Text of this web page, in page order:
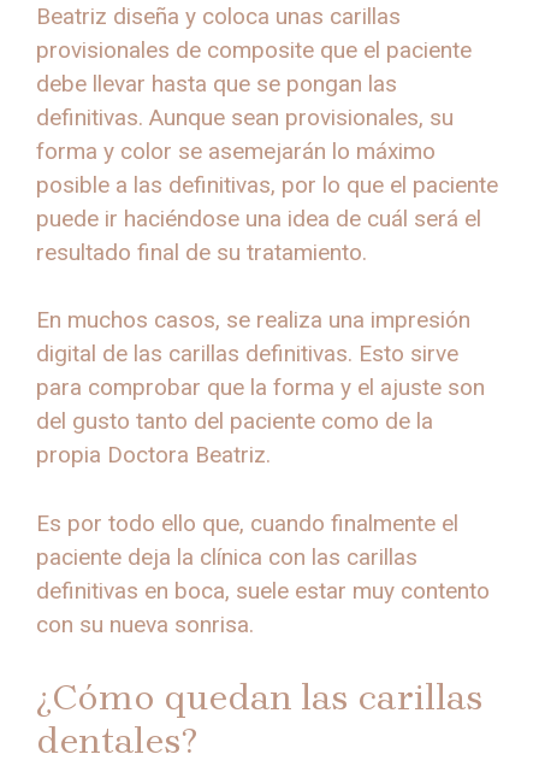
Beatriz diseña y coloca unas carillas
provisionales de composite que el paciente
debe llevar hasta que se pongan las
definitivas. Aunque sean provisionales, su
forma y color se asemejarán lo máximo
posible a las definitivas, por lo que el paciente
puede ir haciéndose una idea de cuál será el
resultado final de su tratamiento.
En muchos casos, se realiza una impresión
digital de las carillas definitivas. Esto sirve
para comprobar que la forma y el ajuste son
del gusto tanto del paciente como de la
propia Doctora Beatriz.
Es por todo ello que, cuando finalmente el
paciente deja la clínica con las carillas
definitivas en boca, suele estar muy contento
con su nueva sonrisa.
¿Cómo quedan las carillas
dentales?